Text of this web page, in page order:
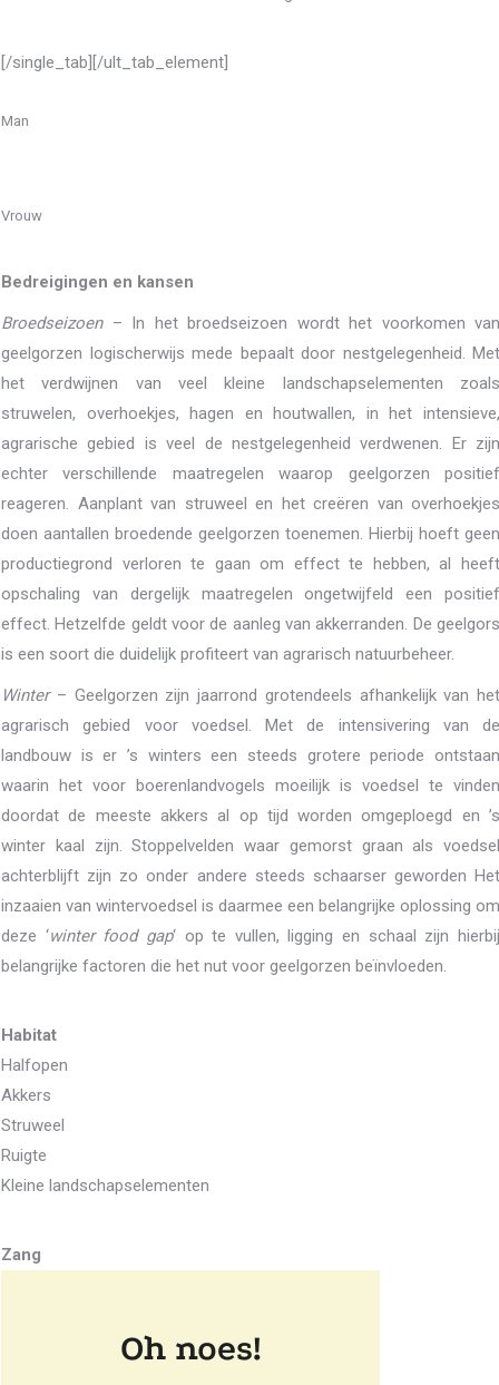
[/single_tab][/ult_tab_element]
Man
Vrouw
Bedreigingen en kansen
Broedseizoen– In het broedseizoen wordt het voorkomen van
geelgorzen logischerwijs mede bepaalt door nestgelegenheid. Met
het verdwijnen van veel kleine landschapselementen zoals
struwelen, overhoekjes, hagen en houtwallen, in het intensieve,
agrarische gebied is veel de nestgelegenheid verdwenen. Er zijn
echter verschillende maatregelen waarop geelgorzen positief
reageren. Aanplant van struweel en het creëren van overhoekjes
doen aantallen broedende geelgorzen toenemen. Hierbij hoeft geen
productiegrond verloren te gaan om effect te hebben, al heeft
opschaling van dergelijk maatregelen ongetwijfeld een positief
effect. Hetzelfde geldt voor de aanleg van akkerranden. De geelgors
is een soort die duidelijk profiteert van agrarisch natuurbeheer.
Winter– Geelgorzen zijn jaarrond grotendeels afhankelijk van het
agrarisch gebied voor voedsel. Met de intensivering van de
landbouw is er ’s winters een steeds grotere periode ontstaan
waarin het voor boerenlandvogels moeilijk is voedsel te vinden
doordat de meeste akkers al op tijd worden omgeploegd en ’s
winter kaal zijn. Stoppelvelden waar gemorst graan als voedsel
achterblijft zijn zo onder andere steeds schaarser geworden Het
inzaaien van wintervoedsel is daarmee een belangrijke oplossing om
deze ‘winter food gap‘ op te vullen, ligging en schaal zijn
belangrijke factoren die het nut voor geelgorzen beïnvloeden.
Habitat
Halfopen
Akkers
Struweel
Ruigte
Kleine landschapselementen
Zang